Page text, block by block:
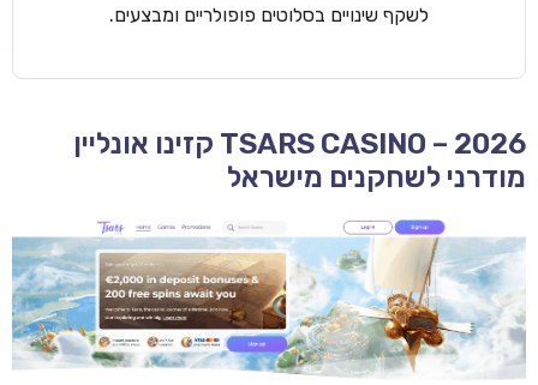
לשקף שינויים בסלוטים פופולריים ומבצעים.
TSARS CASINO – 2026 קזינו אונליין
מודרני לשחקנים מישראל